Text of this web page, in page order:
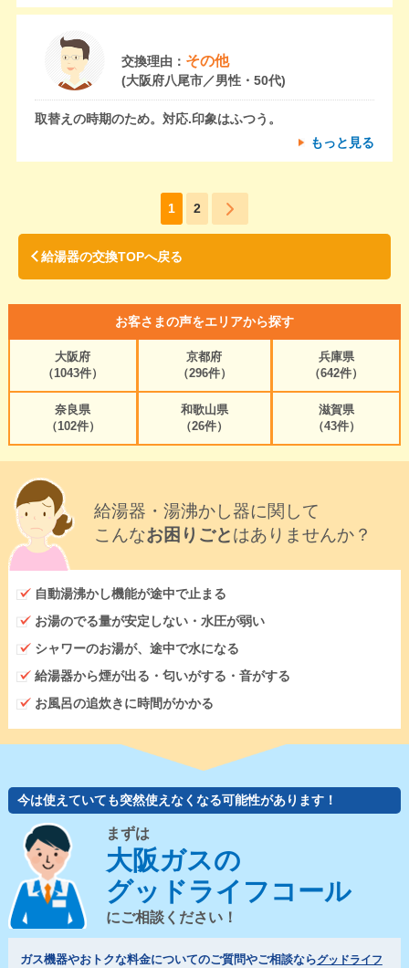
交換理由： その他
(大阪府八尾市／男性・50代)
取替えの時期のため。対応.印象はふつう。
もっと見る
1 2
給湯器の交換TOPへ戻る
お客さまの声をエリアから探す
大阪府
（1043件）
京都府
（296件）
兵庫県
（642件）
奈良県
（102件）
和歌山県
（26件）
滋賀県
（43件）
給湯器・湯沸かし器に関して
こんなお困りごとはありませんか？
自動湯沸かし機能が途中で止まる
お湯のでる量が安定しない・水圧が弱い
シャワーのお湯が、途中で水になる
給湯器から煙が出る・匂いがする・音がする
お風呂の追炊きに時間がかかる
今は使えていても突然使えなくなる可能性があります！
まずは
大阪ガスの
グッドライフコール
にご相談ください！
ガス機器やおトクな料金についてのご質問やご相談ならグッドライフ